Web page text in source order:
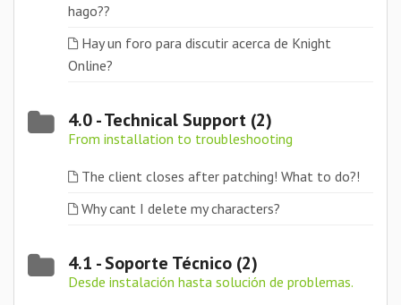
hago??
Hay un foro para discutir acerca de Knight
Online?
4.0 - Technical Support (2)
From installation to troubleshooting
The client closes after patching! What to do?!
Why cant I delete my characters?
4.1 - Soporte Técnico (2)
Desde instalación hasta solución de problemas.